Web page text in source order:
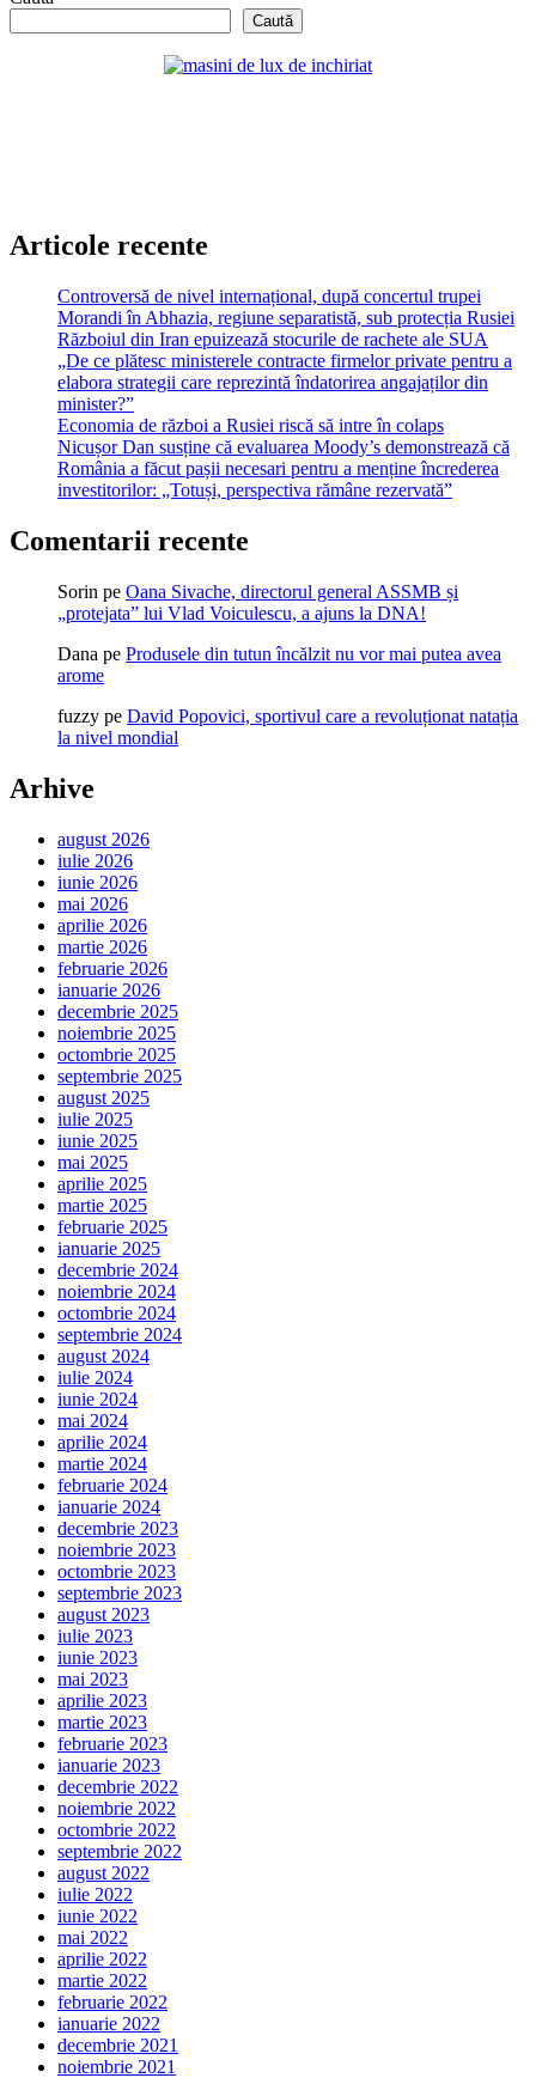
Caută
Articole recente
Controversă de nivel internațional, după concertul trupei
Morandi în Abhazia, regiune separatistă, sub protecția Rusiei
Războiul din Iran epuizează stocurile de rachete ale SUA
„De ce plătesc ministerele contracte firmelor private pentru a
elabora strategii care reprezintă îndatorirea angajaților din
minister?”
Economia de război a Rusiei riscă să intre în colaps
Nicușor Dan susține că evaluarea Moody’s demonstrează că
România a făcut pașii necesari pentru a menține încrederea
investitorilor: „Totuși, perspectiva rămâne rezervată”
Comentarii recente
Sorin pe Oana Sivache, directorul general ASSMB și
„protejata” lui Vlad Voiculescu, a ajuns la DNA!
Dana pe Produsele din tutun încălzit nu vor mai putea avea
arome
fuzzy pe David Popovici, sportivul care a revoluționat natația
la nivel mondial
Arhive
august 2026
iulie 2026
iunie 2026
mai 2026
aprilie 2026
martie 2026
februarie 2026
ianuarie 2026
decembrie 2025
noiembrie 2025
octombrie 2025
septembrie 2025
august 2025
iulie 2025
iunie 2025
mai 2025
aprilie 2025
martie 2025
februarie 2025
ianuarie 2025
decembrie 2024
noiembrie 2024
octombrie 2024
septembrie 2024
august 2024
iulie 2024
iunie 2024
mai 2024
aprilie 2024
martie 2024
februarie 2024
ianuarie 2024
decembrie 2023
noiembrie 2023
octombrie 2023
septembrie 2023
august 2023
iulie 2023
iunie 2023
mai 2023
aprilie 2023
martie 2023
februarie 2023
ianuarie 2023
decembrie 2022
noiembrie 2022
octombrie 2022
septembrie 2022
august 2022
iulie 2022
iunie 2022
mai 2022
aprilie 2022
martie 2022
februarie 2022
ianuarie 2022
decembrie 2021
noiembrie 2021